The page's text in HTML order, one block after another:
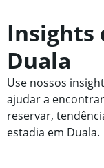
Insights
Duala
Use nossos
ajudar a
reservar,
estadia em Duala.